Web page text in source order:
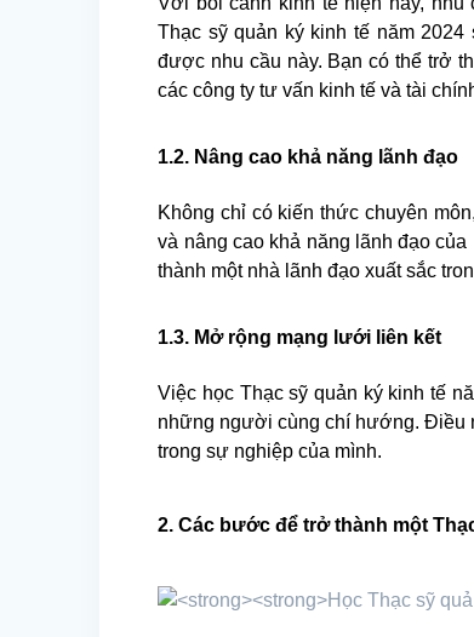
Thạc sỹ quản ký kinh tế năm
được nhu cầu này. Bạn có thể trở
các công ty tư vấn kinh tế và tài
1.2. Nâng cao khả năng lãnh đạo
Không chỉ có kiến thức chuyên
và nâng cao khả năng lãnh đạo
thành một nhà lãnh đạo xuất sắc
1.3. Mở rộng mạng lưới liên kết
Việc học Thạc sỹ quản ký kinh tế
những người cùng chí hướng. Điều
trong sự nghiệp của mình.
2. Các bước để trở thành một